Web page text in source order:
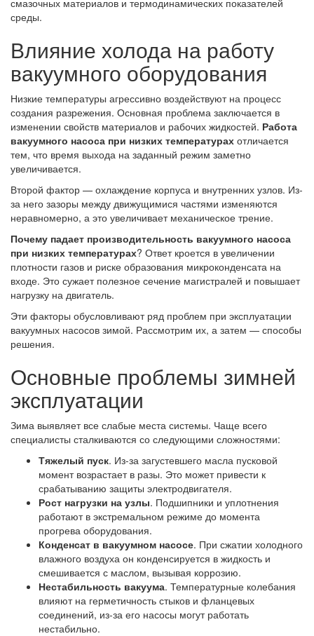
среды.
Влияние холода на работу
вакуумного оборудования
Низкие температуры агрессивно воздействуют на процесс
создания разрежения. Основная проблема заключается в
изменении свойств материалов и рабочих жидкостей. Работа
вакуумного насоса при низких температурах отличается
тем, что время выхода на заданный режим заметно
увеличивается.
Второй фактор — охлаждение корпуса и внутренних узлов. Из-
за него зазоры между движущимися частями изменяются
неравномерно, а это увеличивает механическое трение.
Почему падает производительность вакуумного насоса
при низких температурах? Ответ кроется в увеличении
плотности газов и риске образования микроконденсата на
входе. Это сужает полезное сечение магистралей и повышает
нагрузку на двигатель.
Эти факторы обусловливают ряд проблем при эксплуатации
вакуумных насосов зимой. Рассмотрим их, а затем — способы
решения.
Основные проблемы зимней
эксплуатации
Зима выявляет все слабые места системы. Чаще всего
специалисты сталкиваются со следующими сложностями:
Тяжелый пуск. Из-за загустевшего масла пусковой
момент возрастает в разы. Это может привести к
срабатыванию защиты электродвигателя.
Рост нагрузки на узлы. Подшипники и уплотнения
работают в экстремальном режиме до момента
прогрева оборудования.
Конденсат в вакуумном насосе. При сжатии холодного
влажного воздуха он конденсируется в жидкость и
смешивается с маслом, вызывая коррозию.
Нестабильность вакуума. Температурные колебания
влияют на герметичность стыков и фланцевых
соединений, из-за его насосы могут работать
нестабильно.